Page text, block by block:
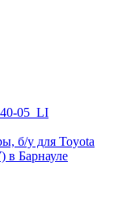
б/у для Toyota
в Барнауле